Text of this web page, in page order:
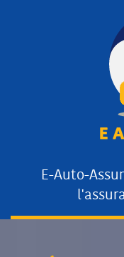
E-Auto-